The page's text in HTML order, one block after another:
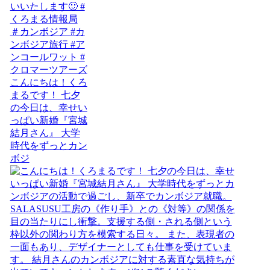
こんにちは！くろ
まるです！ 七夕
の今日は、幸せい
っぱい新婚『宮城
結月さん』 大学
時代をずっとカン
ボジ